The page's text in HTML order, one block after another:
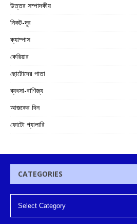
উত্তর সম্পাদকীয়
নিকট-দূর
ক্যাম্পাস
কেরিয়ার
ছোটোদের পাতা
ব্যবসা-বাণিজ্য
আজকের দিন
ফোটো গ্যালারি
CATEGORIES